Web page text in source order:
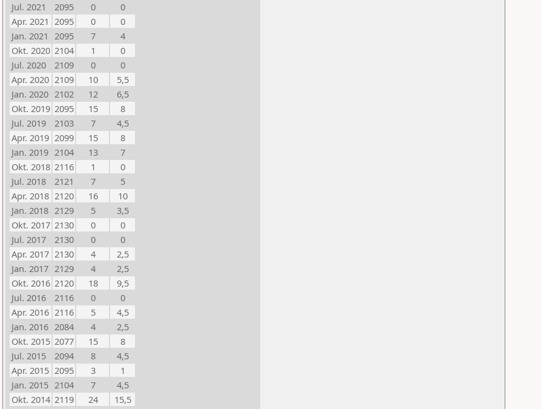
Jul. 2021
2095 0
0
Apr. 2021 2095 0
0
Jan. 2021 2095 7
4
Okt. 2020 2104 1
0
Jul. 2020
2109 0
0
Apr. 2020 2109 10
5,5
Jan. 2020 2102 12
6,5
Okt. 2019 2095 15
8
Jul. 2019
2103 7
4,5
Apr. 2019 2099 15
8
Jan. 2019 2104 13
7
Okt. 2018 2116 1
0
Jul. 2018
2121 7
5
Apr. 2018 2120 16
10
Jan. 2018 2129 5
3,5
Okt. 2017 2130 0
0
Jul. 2017
2130 0
0
Apr. 2017 2130 4
2,5
Jan. 2017 2129 4
2,5
Okt. 2016 2120 18
9,5
Jul. 2016
2116 0
0
Apr. 2016 2116 5
4,5
Jan. 2016 2084 4
2,5
Okt. 2015 2077 15
8
Jul. 2015
2094 8
4,5
Apr. 2015 2095 3
1
Jan. 2015 2104 7
4,5
Okt. 2014 2119 24
15,5